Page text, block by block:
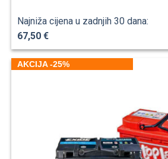
Najniža cijena u zadnjih 30 dana:
67,50 €
AKCIJA -25%